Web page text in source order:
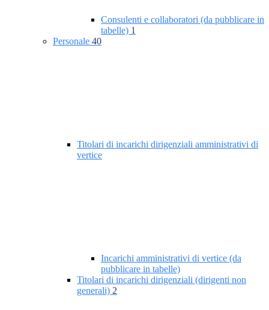
Consulenti e collaboratori (da pubblicare in
tabelle) 1
Personale 40
Titolari di incarichi dirigenziali amministrativi di
vertice
Incarichi amministrativi di vertice (da
pubblicare in tabelle)
Titolari di incarichi dirigenziali (dirigenti non
generali) 2